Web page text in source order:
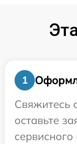
1
Свяжитесь
оставьте